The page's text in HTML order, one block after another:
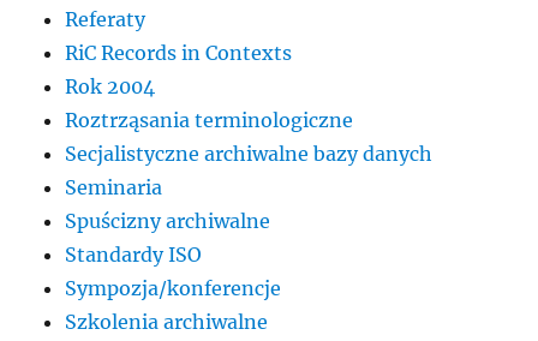
Referaty
RiC Records in Contexts
Rok 2004
Roztrząsania terminologiczne
Secjalistyczne archiwalne bazy danych
Seminaria
Spuścizny archiwalne
Standardy ISO
Sympozja/konferencje
Szkolenia archiwalne